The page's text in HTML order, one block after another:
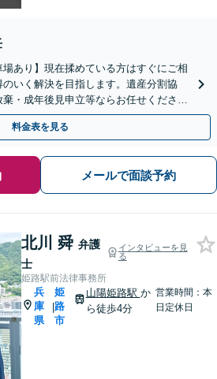
場あり】現在揉めている方はすぐにご相
いく解決を目指します。遺産分割協
・成年後見申立等ならお任せくださ
越しください。
料金表を見る
メールで面談予約
北川 舜 弁護
士
インタビューを見
る
姫路駅前法律事務所
兵
庫
県
|
姫
路
市
山陽姫路駅 か
ら徒歩4分
営業時間：本
日定休日